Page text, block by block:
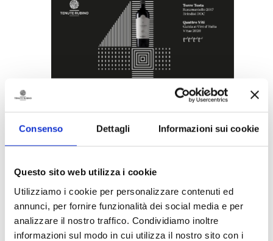
Consenso Dettagli Informazioni sui cookie
Questo sito web utilizza i cookie
Utilizziamo i cookie per personalizzare contenuti ed
annunci, per fornire funzionalità dei social media e per
analizzare il nostro traffico. Condividiamo inoltre
informazioni sul modo in cui utilizza il nostro sito con i
AIS guide awards for Torre Testa